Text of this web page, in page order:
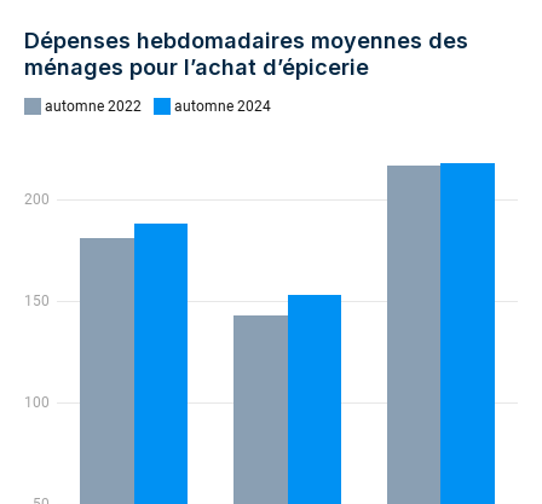
Dépenses hebdomadaires moyennes des
ménages pour l’achat d’épicerie